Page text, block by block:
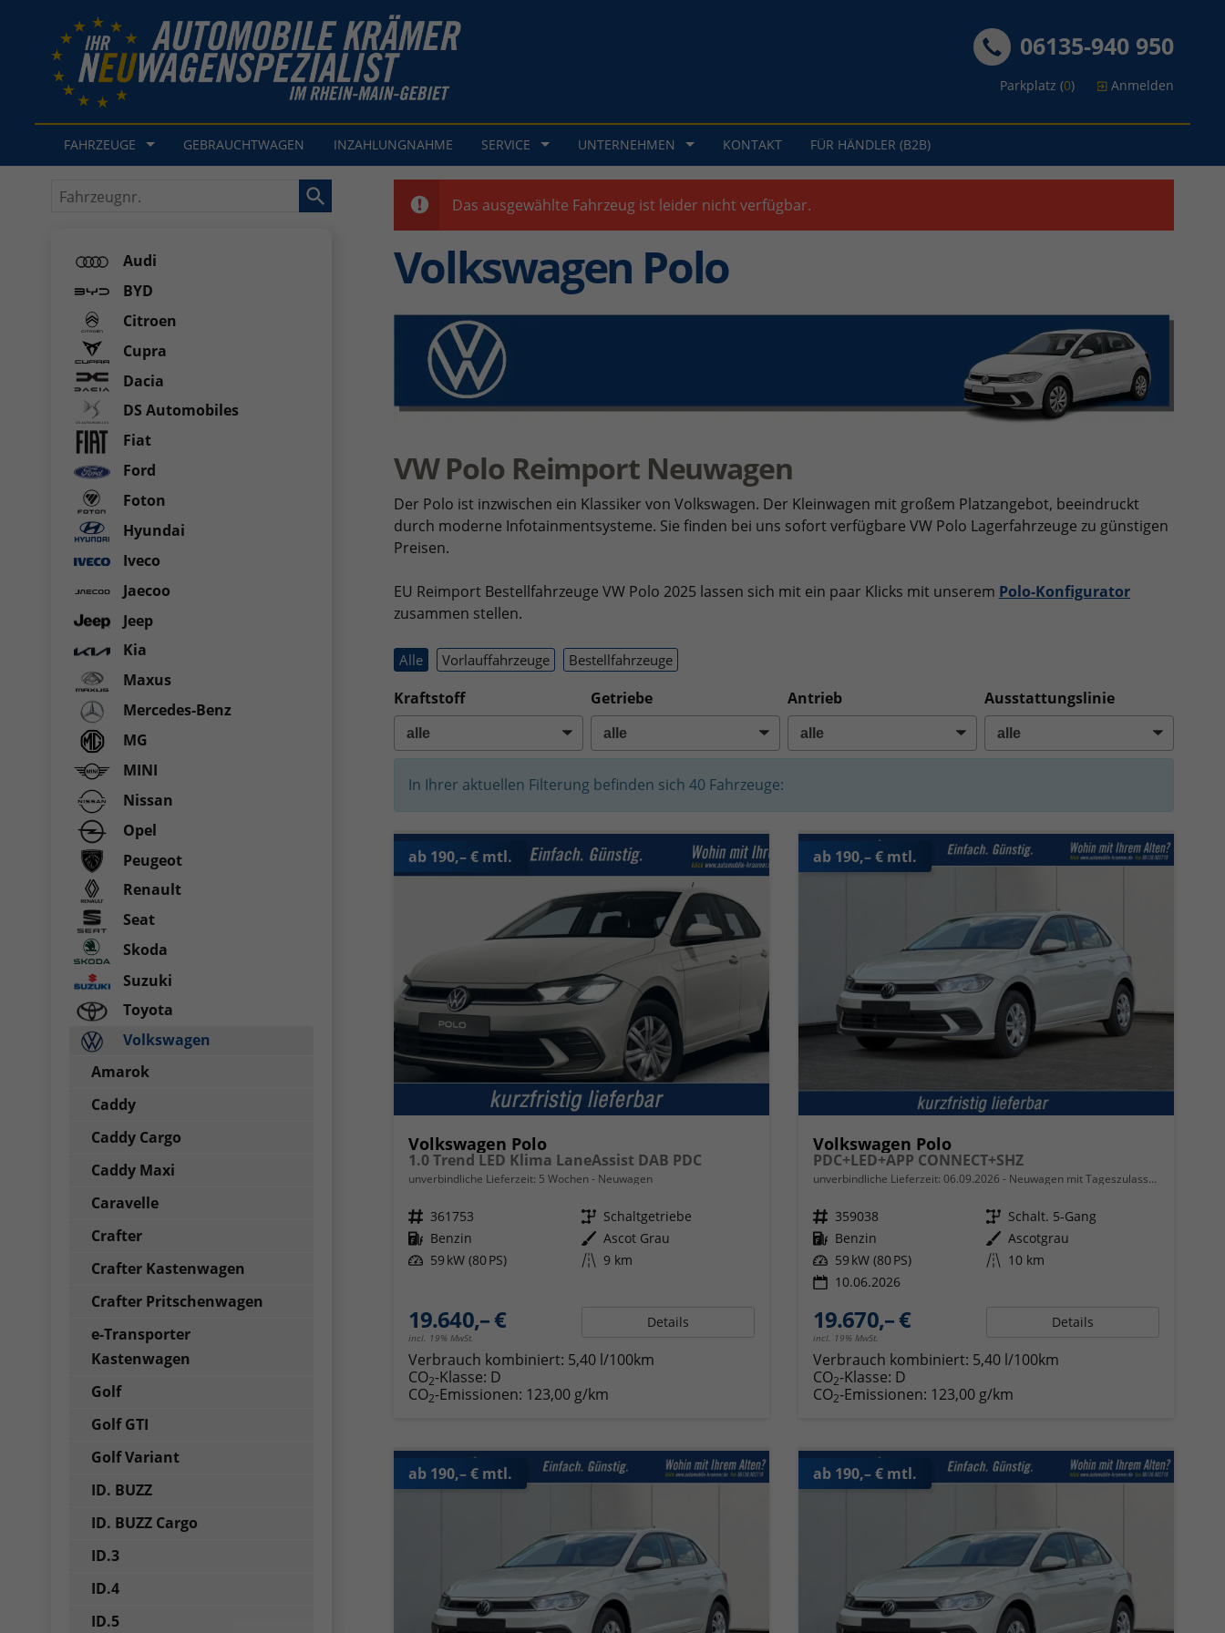
06135-940 950
Parkplatz (0) Anmelden
FAHRZEUGE GEBRAUCHTWAGEN INZAHLUNGNAHME SERVICE UNTERNEHMEN KONTAKT FÜR HÄNDLER (B2B)
Das ausgewählte Fahrzeug ist leider nicht verfügbar.
Volkswagen Polo
VW Polo Reimport Neuwagen
Der Polo ist inzwischen ein Klassiker von Volkswagen. Der Kleinwagen mit großem Platzangebot, beeindruckt
durch moderne Infotainmentsysteme. Sie finden bei uns sofort verfügbare VW Polo Lagerfahrzeuge zu günstigen
Preisen.
EU Reimport Bestellfahrzeuge VW Polo 2025 lassen sich mit ein paar Klicks mit unserem Polo-Konfigurator
zusammen stellen.
Alle Vorlauffahrzeuge Bestellfahrzeuge
Kraftstoff Getriebe Antrieb Ausstattungslinie
In Ihrer aktuellen Filterung befinden sich 40 Fahrzeuge:
ab 190,– € mtl.
Volkswagen Polo
1.0 Trend LED Klima LaneAssist DAB PDC
unverbindliche Lieferzeit: 5 Wochen Neuwagen
Fahrzeugnr. 361753 Getriebe Schaltgetriebe
Kraftstoff Benzin Außenfarbe Ascot Grau
Leistung 59 kW (80 PS) Kilometerstand 9 km
19.640,– €
incl. 19% MwSt.
Details
Verbrauch kombiniert: 5,40 l/100km
CO2-Klasse: D
CO2-Emissionen: 123,00 g/km
ab 190,– € mtl.
Volkswagen Polo
PDC+LED+APP CONNECT+SHZ
unverbindliche Lieferzeit: 06.09.2026 Neuwagen mit Tageszulassung
Fahrzeugnr. 359038 Getriebe Schalt. 5-Gang
Kraftstoff Benzin Außenfarbe Ascotgrau
Leistung 59 kW (80 PS) Kilometerstand 10 km
10.06.2026
19.670,– €
incl. 19% MwSt.
Details
Verbrauch kombiniert: 5,40 l/100km
CO2-Klasse: D
CO2-Emissionen: 123,00 g/km
ab 190,– € mtl. ab 190,– € mtl.
Fahrzeugnr.
Audi
BYD
Citroen
Cupra
Dacia
DS Automobiles
Fiat
Ford
Foton
Hyundai
Iveco
Jaecoo
Jeep
Kia
Maxus
Mercedes-Benz
MG
MINI
Nissan
Opel
Peugeot
Renault
Seat
Skoda
Suzuki
Toyota
Volkswagen
Amarok
Caddy
Caddy Cargo
Caddy Maxi
Caravelle
Crafter
Crafter Kastenwagen
Crafter Pritschenwagen
e-Transporter
Kastenwagen
Golf
Golf GTI
Golf Variant
ID. BUZZ
ID. BUZZ Cargo
ID.3
ID.4
ID.5